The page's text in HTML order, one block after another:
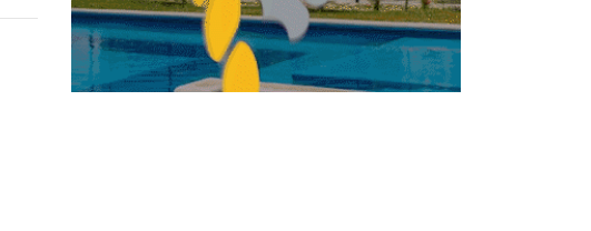
ARQUITECTURA
Frank Lloyd Wright: el